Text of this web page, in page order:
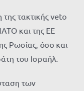
της τακτικής veto
και της ΕΕ
Ρωσίας, όσο και
του Ισραήλ.
των